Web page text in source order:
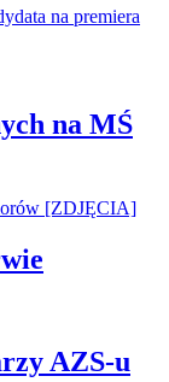
na MŚ
AZS-u